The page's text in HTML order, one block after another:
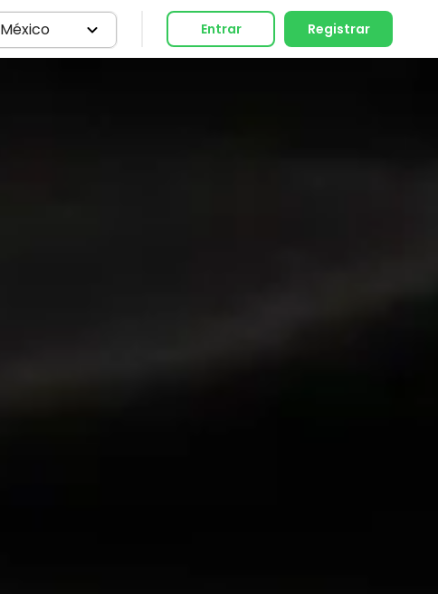
México Entrar Registrar